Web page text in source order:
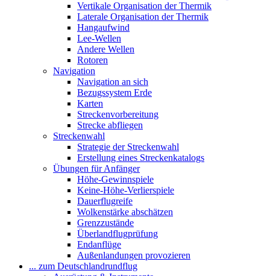
Vertikale Organisation der Thermik
Laterale Organisation der Thermik
Hangaufwind
Lee-Wellen
Andere Wellen
Rotoren
Navigation
Navigation an sich
Bezugssystem Erde
Karten
Streckenvorbereitung
Strecke abfliegen
Streckenwahl
Strategie der Streckenwahl
Erstellung eines Streckenkatalogs
Übungen für Anfänger
Höhe-Gewinnspiele
Keine-Höhe-Verlierspiele
Dauerflugreife
Wolkenstärke abschätzen
Grenzzustände
Überlandflugprüfung
Endanflüge
Außenlandungen provozieren
... zum Deutschlandrundflug